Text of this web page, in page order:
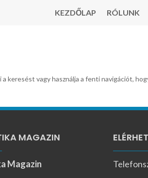
KEZDŐLAP RÓLUNK
keresést vagy használja a fenti navigációt,
MAGAZIN
Magazin